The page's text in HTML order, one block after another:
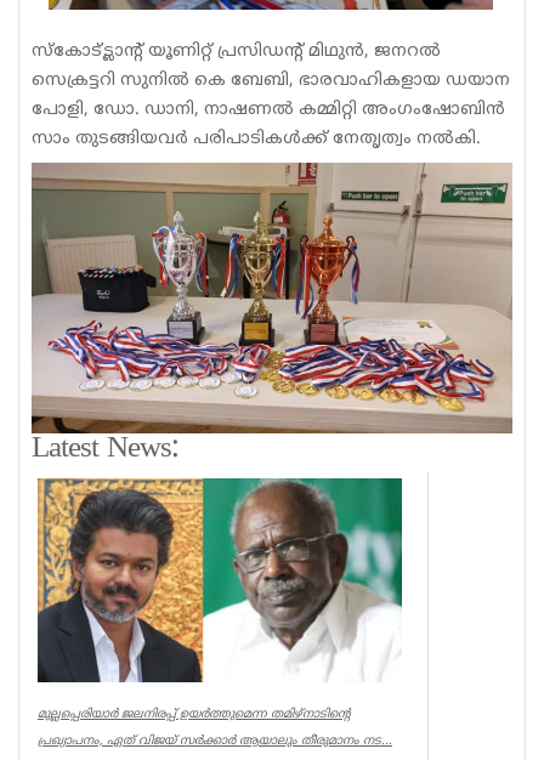
സ്കോട്ട്ലാന്റ് യൂണിറ്റ് പ്രസിഡന്റ്‌ മിഥുൻ, ജനറൽ
സെക്രട്ടറി സുനിൽ കെ ബേബി, ഭാരവാഹികളായ ഡയാന
പോളി, ഡോ. ഡാനി, നാഷണൽ കമ്മിറ്റി അംഗംഷോബിൻ
സാം തുടങ്ങിയവർ പരിപാടികൾക്ക് നേതൃത്വം നൽകി.
Latest News:
മുല്ലപ്പെരിയാർ ജലനിരപ്പ് ഉയർത്തുമെന്ന തമിഴ്നാടിന്റെ
പ്രഖ്യാപനം, ഏത് വിജയ് സർക്കാർ ആയാലും തീരുമാനം നട...